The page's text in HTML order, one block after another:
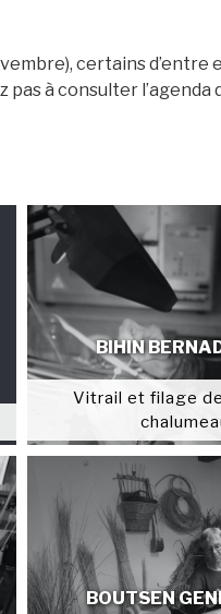
certains
pas à consulter
BIHIN
Vitrail et filage
BOUTSEN